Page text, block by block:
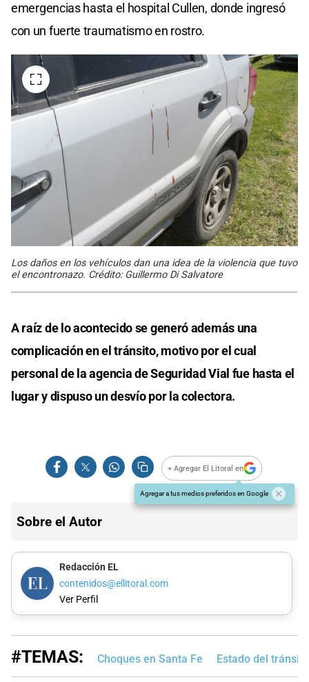
emergencias hasta el hospital Cullen, donde ingresó
con un fuerte traumatismo en rostro.
Los daños en los vehículos dan una idea de la violencia que tuvo
el encontronazo. Crédito: Guillermo Di Salvatore
A raíz de lo acontecido se generó además una
complicación en el tránsito, motivo por el cual
personal de la agencia de Seguridad Vial fue hasta el
lugar y dispuso un desvío por la colectora.
+ Agregar El Litoral en
Agregar a tus medios preferidos en Google
Sobre el Autor
Redacción EL
contenidos@ellitoral.com
Ver Perfil
#TEMAS: Choques en Santa Fe Estado del tránsito